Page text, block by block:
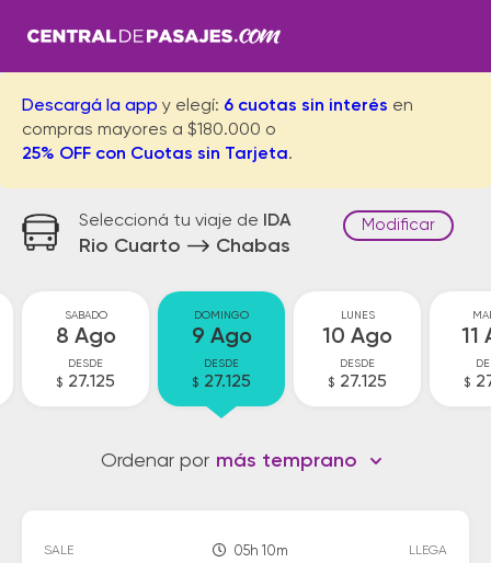
Descargá la app y elegí: 6 cuotas sin interés en
compras mayores a $180.000 o
25% OFF con Cuotas sin Tarjeta.
Seleccioná tu viaje de IDA
Rio Cuarto Chabas
Modificar
SABADO
8 Ago
DESDE
$ 27.125
DOMINGO
9 Ago
DESDE
$ 27.125
LUNES
10 Ago
DESDE
$ 27.125
11
$
Ordenar por más temprano
SALE 05h 10m LLEGA